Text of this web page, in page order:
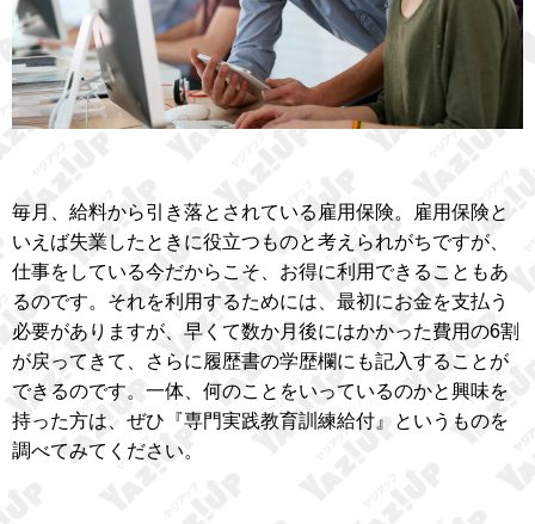
毎月、給料から引き落とされている雇用保険。雇用保険と
いえば失業したときに役立つものと考えられがちですが、
仕事をしている今だからこそ、お得に利用できることもあ
るのです。それを利用するためには、最初にお金を支払う
必要がありますが、早くて数か月後にはかかった費用の6割
が戻ってきて、さらに履歴書の学歴欄にも記入することが
できるのです。一体、何のことをいっているのかと興味を
持った方は、ぜひ『専門実践教育訓練給付』というものを
調べてみてください。